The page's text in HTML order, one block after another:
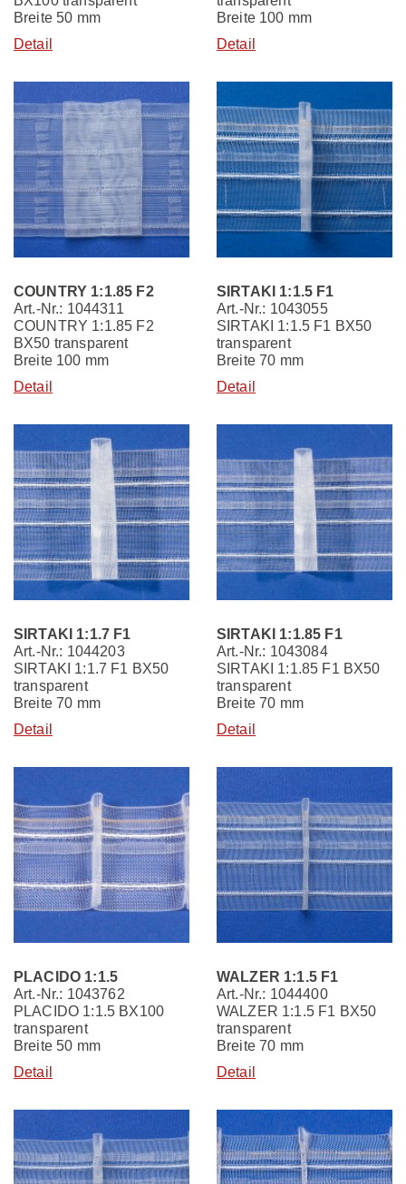
Breite 50 mm
Detail
Breite 100 mm
Detail
COUNTRY 1:1.85 F2
Art.-Nr.: 1044311
COUNTRY 1:1.85 F2
BX50 transparent
Breite 100 mm
Detail
SIRTAKI 1:1.5 F1
Art.-Nr.: 1043055
SIRTAKI 1:1.5 F1 BX50
transparent
Breite 70 mm
Detail
SIRTAKI 1:1.7 F1
Art.-Nr.: 1044203
SIRTAKI 1:1.7 F1 BX50
transparent
Breite 70 mm
Detail
SIRTAKI 1:1.85 F1
Art.-Nr.: 1043084
SIRTAKI 1:1.85 F1 BX50
transparent
Breite 70 mm
Detail
PLACIDO 1:1.5
Art.-Nr.: 1043762
PLACIDO 1:1.5 BX100
transparent
Breite 50 mm
Detail
WALZER 1:1.5 F1
Art.-Nr.: 1044400
WALZER 1:1.5 F1 BX50
transparent
Breite 70 mm
Detail